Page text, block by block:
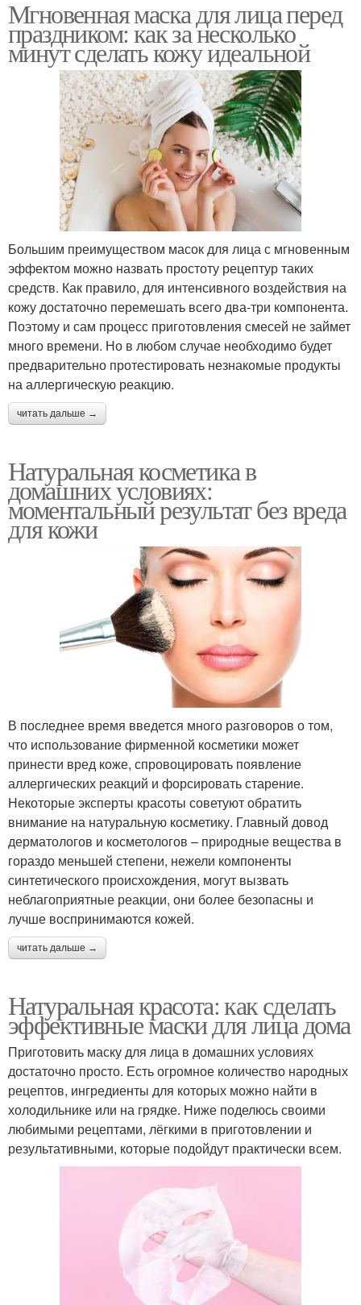
Мгновенная маска для лица перед
праздником: как за несколько
минут сделать кожу идеальной
Большим преимуществом масок для лица с мгновенным
эффектом можно назвать простоту рецептур таких
средств. Как правило, для интенсивного воздействия на
кожу достаточно перемешать всего два-три компонента.
Поэтому и сам процесс приготовления смесей не займет
много времени. Но в любом случае необходимо будет
предварительно протестировать незнакомые продукты
на аллергическую реакцию.
читать дальше →
Натуральная косметика в
домашних условиях:
моментальный результат без вреда
для кожи
В последнее время введется много разговоров о том,
что использование фирменной косметики может
принести вред коже, спровоцировать появление
аллергических реакций и форсировать старение.
Некоторые эксперты красоты советуют обратить
внимание на натуральную косметику. Главный довод
дерматологов и косметологов – природные вещества в
гораздо меньшей степени, нежели компоненты
синтетического происхождения, могут вызвать
неблагоприятные реакции, они более безопасны и
лучше воспринимаются кожей.
читать дальше →
Натуральная красота: как сделать
эффективные маски для лица дома
Приготовить маску для лица в домашних условиях
достаточно просто. Есть огромное количество народных
рецептов, ингредиенты для которых можно найти в
холодильнике или на грядке. Ниже поделюсь своими
любимыми рецептами, лёгкими в приготовлении и
результативными, которые подойдут практически всем.